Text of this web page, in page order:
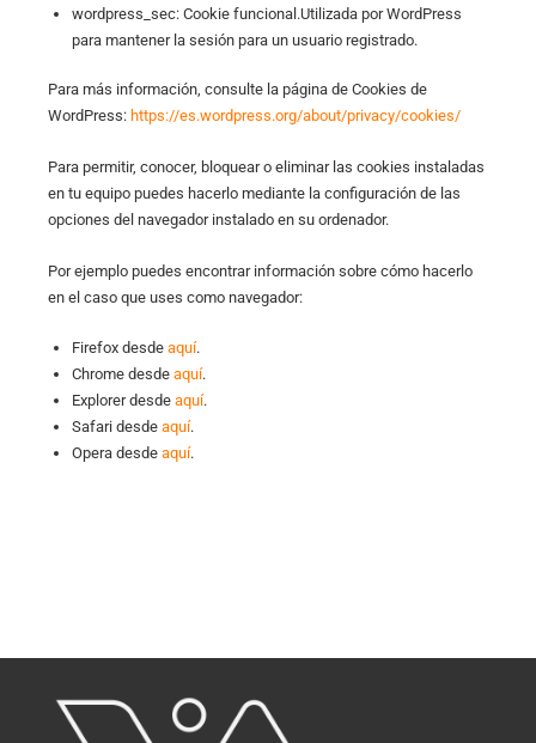
wordpress_sec: Cookie funcional.Utilizada por WordPress
para mantener la sesión para un usuario registrado.
Para más información, consulte la página de Cookies de
WordPress: https://es.wordpress.org/about/privacy/cookies/
Para permitir, conocer, bloquear o eliminar las cookies instaladas
en tu equipo puedes hacerlo mediante la configuración de las
opciones del navegador instalado en su ordenador.
Por ejemplo puedes encontrar información sobre cómo hacerlo
en el caso que uses como navegador:
Firefox desde aquí.
Chrome desde aquí.
Explorer desde aquí.
Safari desde aquí.
Opera desde aquí.